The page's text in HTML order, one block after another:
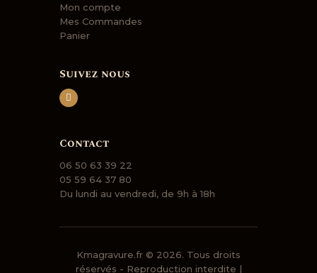
Mon compte
Mes Commandes
Panier
Suivez nous
Contact
06 50 63 39 22
05 59 64 37 80
Du lundi au vendredi, de 9h à 18h
Kmagravure.fr © 2026. Tous droits
réservés - Reproduction interdite |